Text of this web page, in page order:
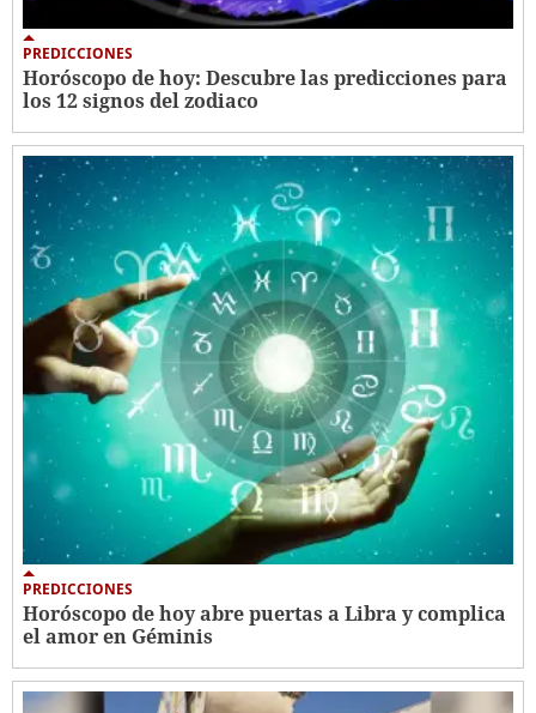
PREDICCIONES
Horóscopo de hoy: Descubre las predicciones para
los 12 signos del zodiaco
PREDICCIONES
Horóscopo de hoy abre puertas a Libra y complica
el amor en Géminis